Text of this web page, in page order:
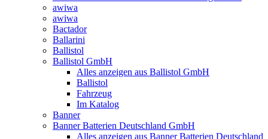
awiwa
awiwa
Bactador
Ballarini
Ballistol
Ballistol GmbH
Alles anzeigen aus Ballistol GmbH
Ballistol
Fahrzeug
Im Katalog
Banner
Banner Batterien Deutschland GmbH
Alles anzeigen aus Banner Batterien Deutschland